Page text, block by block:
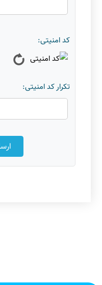
کد امنیتی:
تکرار کد امنیتی: